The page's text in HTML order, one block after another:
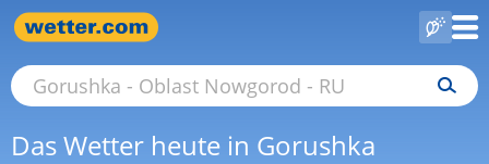
Das Wetter heute in Gorushka